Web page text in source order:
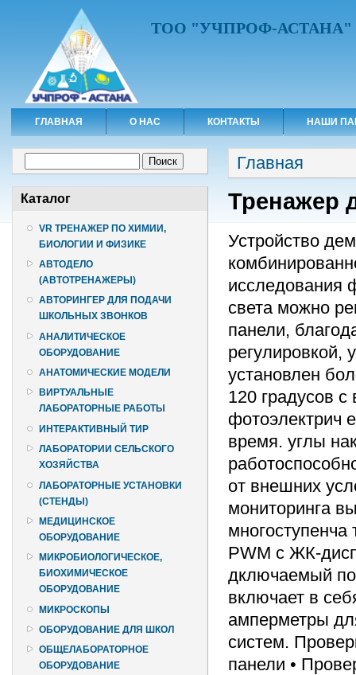
ТОО "УЧПРОФ-АСТАНА"
ГЛАВНАЯ О НАС КОНТАКТЫ НАШИ
Каталог
VR ТРЕНАЖЕР ПО ХИМИИ,
БИОЛОГИИ И ФИЗИКЕ
АВТОДЕЛО
(АВТОТРЕНАЖЕРЫ)
АВТОРИНГЕР ДЛЯ ПОДАЧИ
ШКОЛЬНЫХ ЗВОНКОВ
АНАЛИТИЧЕСКОЕ
ОБОРУДОВАНИЕ
АНАТОМИЧЕСКИЕ МОДЕЛИ
ВИРТУАЛЬНЫЕ
ЛАБОРАТОРНЫЕ РАБОТЫ
ИНТЕРАКТИВНЫЙ ТИР
ЛАБОРАТОРИИ СЕЛЬСКОГО
ХОЗЯЙСТВА
ЛАБОРАТОРНЫЕ УСТАНОВКИ
(СТЕНДЫ)
МЕДИЦИНСКОЕ
ОБОРУДОВАНИЕ
МИКРОБИОЛОГИЧЕСКОЕ,
БИОХИМИЧЕСКОЕ
ОБОРУДОВАНИЕ
МИКРОСКОПЫ
ОБОРУДОВАНИЕ ДЛЯ ШКОЛ
ОБЩЕЛАБОРАТОРНОЕ
ОБОРУДОВАНИЕ
Вы здесь
Главная
Тренажер
Устройство
исследования
света можно
панели,
регулировкой,
установлен
120 градусов
фотоэлектрич
время. углы
от внешних
мониторинга
PWM с ЖК-
дключаемый по
включает в
амперметры
систем.
панели •